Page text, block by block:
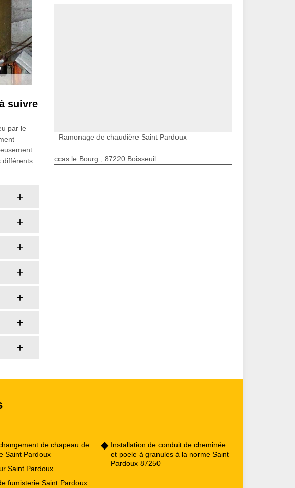
suivre
par le
différents
Ramonage de chaudière Saint Pardoux
ccas le Bourg , 87220 Boisseuil
de chapeau de
Saint Pardoux
Saint Pardoux
fumisterie Saint Pardoux
Installation de conduit de cheminée
et poele à granules à la norme Saint
Pardoux 87250